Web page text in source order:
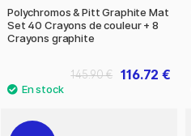
Polychromos & Pitt Graphite Mat
Set 40 Crayons de couleur + 8
Crayons graphite
116.72 €
145.90 €